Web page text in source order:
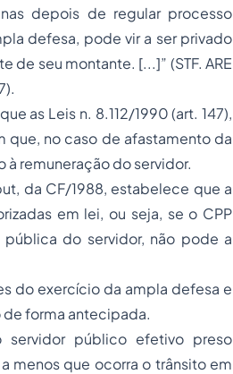
depois de regular processo
defesa, pode vir a ser privado
de seu montante. [...]” (STF. ARE
as Leis n. 8.112/1990 (art. 147),
que, no caso de afastamento da
à remuneração do servidor.
, da CF/1988, estabelece que a
em lei, ou seja, se o CPP
do servidor, não pode a
do exercício da ampla defesa e
forma antecipada.
servidor público efetivo preso
menos que ocorra o trânsito em